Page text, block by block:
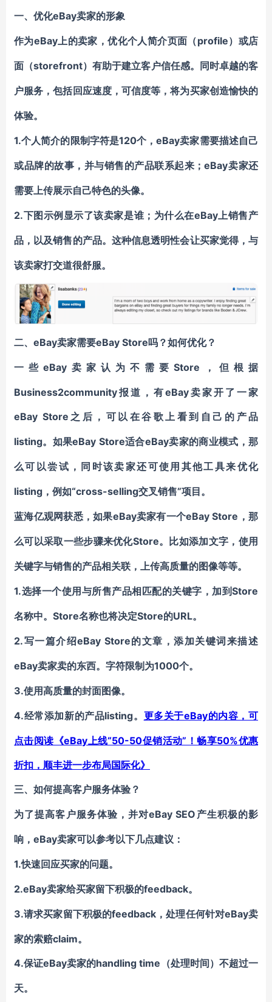
一、优化eBay卖家的形象
作为eBay上的卖家，优化个人简介页面（profile）或店
面 （storefront）有助于建立客户信任感。同时卓越的客
户服务 ，包括回应速度，可信度等，将为买家创造愉快的
体验。
1.个人简介的限制字符是120个，eBay卖家需要描述自己
或品牌的故事，并与销售的产品联系起来 ；eBay卖家还
需要上传展示自己特色的头像。
2.下图示例显示了该卖家是谁； 为什么在eBay上销售产
品，以及销售的产品。 这种信息透明性会让买家觉得，与
该卖家打交道很舒服。
二、 eBay卖家需要eBay Store吗？如何优化？
一些 eBay卖家认为不需要 Store ， 但根据
Business2community报道，有eBay卖家开了一家
eBay Store 之后， 可以在谷歌 上看到自己的 产品
listing。如果eBay Store适合eBay卖家的商业模式，那
么可以尝试，同时该卖家还可使用 其他工具来优化
listing ，例如“cross-selling交叉销售”项目。
蓝海亿观网获悉，如果eBay卖家有一个eBay Store ，那
么可以采取一些步骤来优化Store。 比如添加文字，使用
关键字与销售的产品相关联 ， 上传高质量的图像等等。
1.选择一个使用与所售产品相匹配的关键字 ， 加到Store
名称中。 Store名称也将决定Store的URL。
2.写一篇介绍eBay Store的文章，添加关键词来描述
eBay卖家卖的东西。字符限制为1000个。
3.使用高质量的封面图像。
4.经常添加新的产品listing。 更多关于eBay的内容，可
点击阅读《eBay上线“50-50促销活动”！畅享50%优惠
折扣，顺丰进一步布局国际化》
三、 如何提高客户服务体验？
为了提高客户服务体验，并对eBay SEO 产生积极的影
响， eBay卖家可以参考以下几点建议：
1.快速回应买家的问题。
2.eBay卖家给买家留下积极的feedback。
3.请求买家留下积极的feedback，处理任何针对eBay卖
家的索赔claim。
4.保证eBay卖家的handling time（处理时间 ） 不超过一
天。